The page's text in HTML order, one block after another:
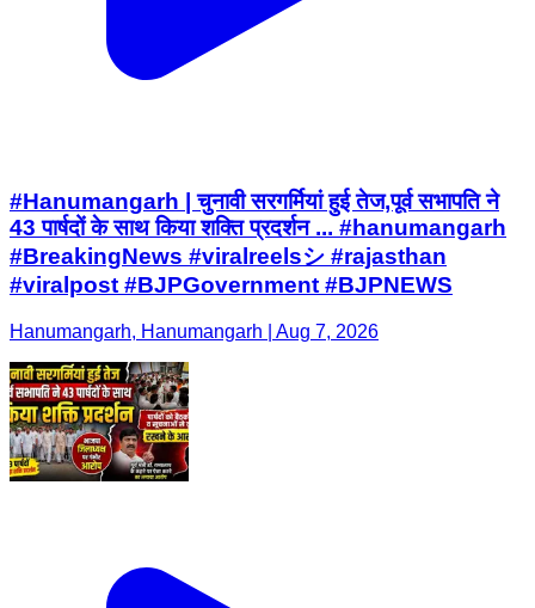
#Hanumangarh | चुनावी सरगर्मियां हुई तेज,पूर्व सभापति ने
43 पार्षदों के साथ किया शक्ति प्रदर्शन ... #hanumangarh
#BreakingNews #viralreelsシ #rajasthan
#viralpost #BJPGovernment #BJPNEWS
Hanumangarh, Hanumangarh | Aug 7, 2026